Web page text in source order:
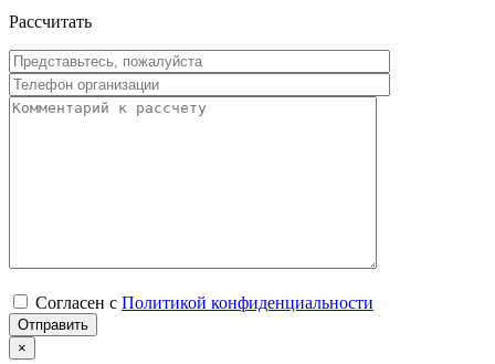
Рассчитать
Согласен с Политикой конфиденциальности
×